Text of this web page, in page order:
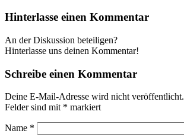
Hinterlasse einen Kommentar
An der Diskussion beteiligen?
Hinterlasse uns deinen Kommentar!
Schreibe einen Kommentar
Deine E-Mail-Adresse wird nicht veröffentlicht.
Felder sind mit * markiert
Name *